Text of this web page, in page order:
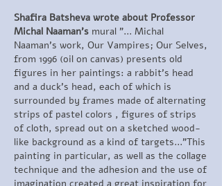
Shafira Batsheva wrote about Professor
Michal Naaman's mural "... Michal
Naaman's work, Our Vampires; Our Selves,
from 1996 (oil on canvas) presents old
figures in her paintings: a rabbit's head
and a duck's head, each of which is
surrounded by frames made of alternating
strips of pastel colors , figures of strips
of cloth, spread out on a sketched wood-
like background as a kind of targets..."This
painting in particular, as well as the collage
technique and the adhesion and the use of